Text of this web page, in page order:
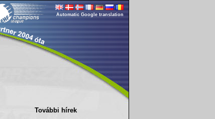
Automatic Google translation
További hírek